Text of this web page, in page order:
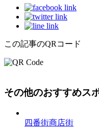
この記事のQRコード
その他のおすすめス
四番街商店街